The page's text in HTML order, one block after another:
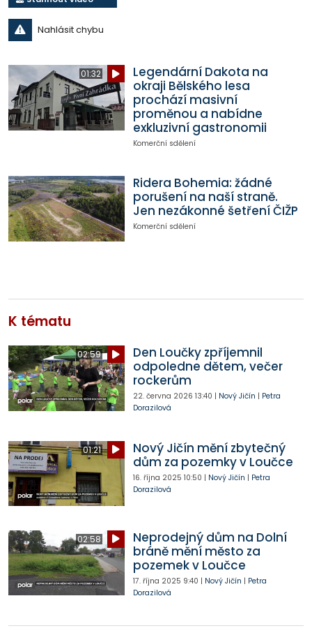
Nahlásit chybu
01:32
Legendární Dakota na
okraji Bělského lesa
prochází masivní
proměnou a nabídne
exkluzivní gastronomii
Komerční sdělení
Ridera Bohemia: žádné
porušení na naší straně.
Jen nezákonné šetření ČIŽP
Komerční sdělení
K tématu
02:59
Den Loučky zpříjemnil
odpoledne dětem, večer
rockerům
22. června 2026 13:40 | Nový Jičín | Petra
Dorazilová
01:21
Nový Jičín mění zbytečný
dům za pozemky v Loučce
16. října 2025 10:50 | Nový Jičín | Petra
Dorazilová
02:58
Neprodejný dům na Dolní
bráně mění město za
pozemek v Loučce
17. října 2025 9:40 | Nový Jičín | Petra
Dorazilová